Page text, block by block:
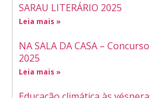
SARAU LITERÁRIO 2025
Leia mais »
NA SALA DA CASA –
2025
Leia mais »